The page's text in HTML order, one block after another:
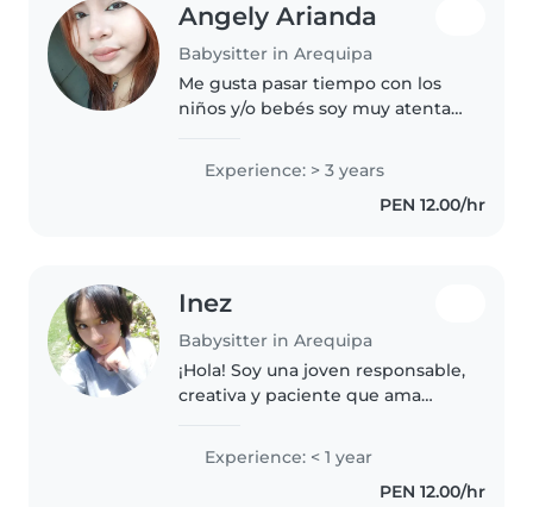
Angely Arianda
Babysitter in Arequipa
Me gusta pasar tiempo con los
niños y/o bebés soy muy atenta y
inicial por el mismo motivo que
me gusta conectar con los niños
pequeños y ser parte de..
Experience: > 3 years
PEN 12.00/hr
Inez
Babysitter in Arequipa
¡Hola! Soy una joven responsable,
creativa y paciente que ama
nueva en el mundo del cuidado
infantil, tengo habilidades en
dibujo, lectura y música que..
Experience: < 1 year
PEN 12.00/hr